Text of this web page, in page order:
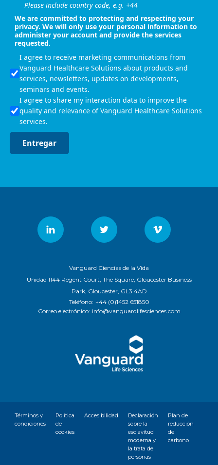
Please include country code, e.g. +44
We are committed to protecting and respecting your
privacy. We will only use your personal information to
administer your account and provide the services
requested.
I agree to receive marketing communications from
Vanguard Healthcare Solutions about products and
services, newsletters, updates on developments,
seminars and events.
I agree to share my interaction data to improve the
quality and relevance of Vanguard Healthcare Solutions
services.
Entregar
Vanguard Ciencias de la Vida
Unidad 1144 Regent Court, The Square, Gloucester Business
Park, Gloucester, GL3 4AD
Teléfono: +44 (0)1452 651850
Correo electrónico: info@vanguardlifesciences.com
Términos y
condiciones
Política
de
cookies
Accesibilidad
Declaración
sobre la
esclavitud
moderna y
la trata de
personas
Plan de
reducción
de
carbono